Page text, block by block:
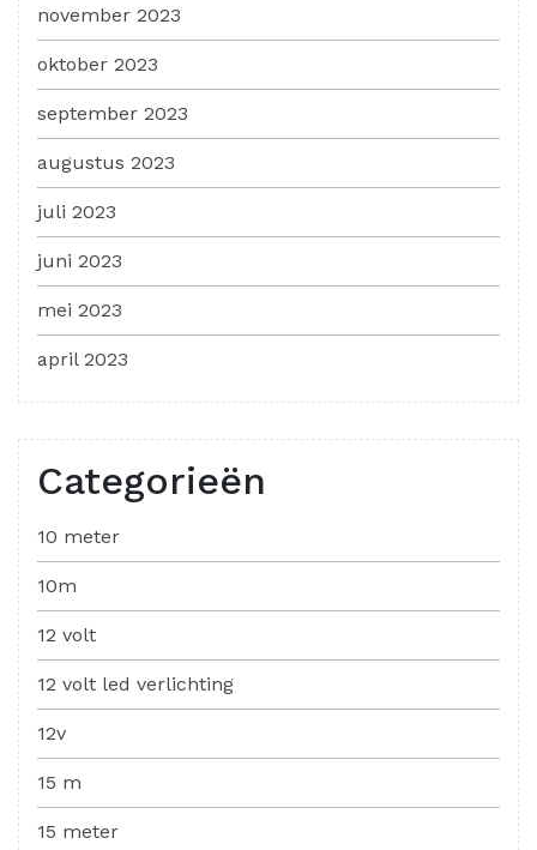
november 2023
oktober 2023
september 2023
augustus 2023
juli 2023
juni 2023
mei 2023
april 2023
Categorieën
10 meter
10m
12 volt
12 volt led verlichting
12v
15 m
15 meter